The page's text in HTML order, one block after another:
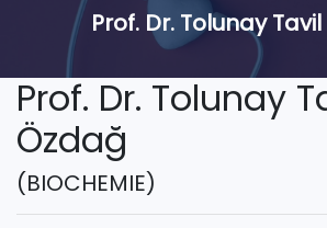
Prof. Dr. Tolunay
Prof. Dr. Tolunay
Özdağ
(BIOCHEMIE)